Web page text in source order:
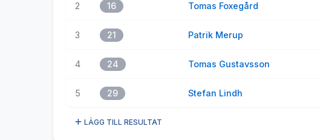
2 16 Tomas Foxegård
3 21 Patrik Merup
4 24 Tomas Gustavsson
5 29 Stefan Lindh
LÄGG TILL RESULTAT